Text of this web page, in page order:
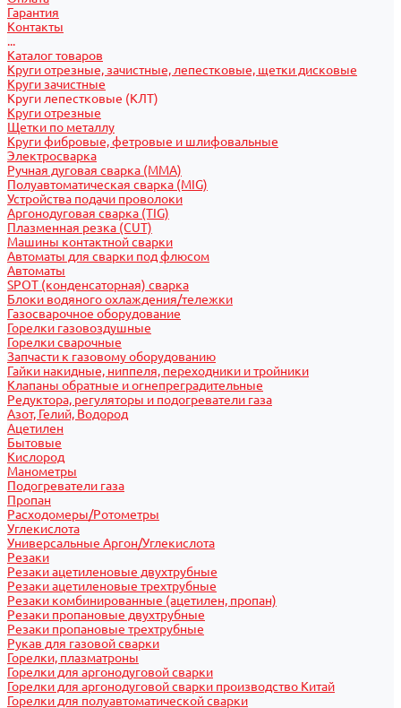
Гарантия
Контакты
...
Каталог товаров
Круги отрезные, зачистные, лепестковые, щетки дисковые
Круги зачистные
Круги лепестковые (КЛТ)
Круги отрезные
Щетки по металлу
Круги фибровые, фетровые и шлифовальные
Электросварка
Ручная дуговая сварка (MMA)
Полуавтоматическая сварка (MIG)
Устройства подачи проволоки
Аргонодуговая сварка (TIG)
Плазменная резка (CUT)
Машины контактной сварки
Автоматы для сварки под флюсом
Автоматы
SPOT (конденсаторная) сварка
Блоки водяного охлаждения/тележки
Газосварочное оборудование
Горелки газовоздушные
Горелки сварочные
Запчасти к газовому оборудованию
Гайки накидные, ниппеля, переходники и тройники
Клапаны обратные и огнепреградительные
Редуктора, регуляторы и подогреватели газа
Азот, Гелий, Водород
Ацетилен
Бытовые
Кислород
Манометры
Подогреватели газа
Пропан
Расходомеры/Ротометры
Углекислота
Универсальные Аргон/Углекислота
Резаки
Резаки ацетиленовые двухтрубные
Резаки ацетиленовые трехтрубные
Резаки комбинированные (ацетилен, пропан)
Резаки пропановые двухтрубные
Резаки пропановые трехтрубные
Рукав для газовой сварки
Горелки, плазматроны
Горелки для аргонодуговой сварки
Горелки для аргонодуговой сварки производство Китай
Горелки для полуавтоматической сварки